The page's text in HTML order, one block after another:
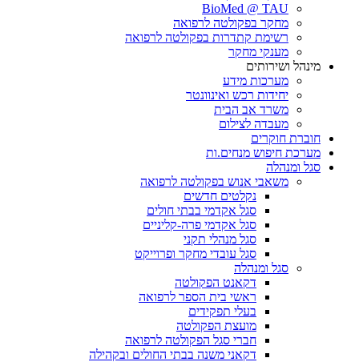
BioMed @ TAU
מחקר בפקולטה לרפואה
רשימת קתדרות בפקולטה לרפואה
מענקי מחקר
מינהל ושירותים
מערכות מידע
יחידות רכש ואינוונטר
משרד אב הבית
מעבדה לצילום
חוברת חוקרים
מערכת חיפוש מנחים.ות
סגל ומנהלה
משאבי אנוש בפקולטה לרפואה
נקלטים חדשים
סגל אקדמי בבתי חולים
סגל אקדמי פרה-קליניים
סגל מנהלי תקני
סגל עובדי מחקר ופרוייקט
סגל ומנהלה
דקאנט הפקולטה
ראשי בית הספר לרפואה
בעלי תפקידים
מועצת הפקולטה
חברי סגל הפקולטה לרפואה
דקאני משנה בבתי החולים ובקהילה